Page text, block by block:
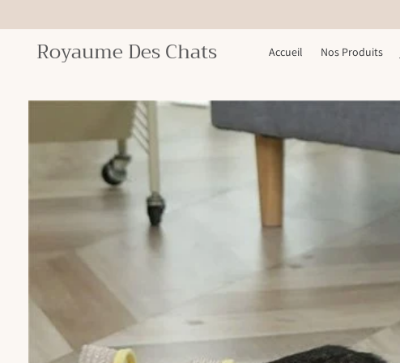
CONTENU
Royaume Des Chats Accueil Nos Produits
PASSER AUX